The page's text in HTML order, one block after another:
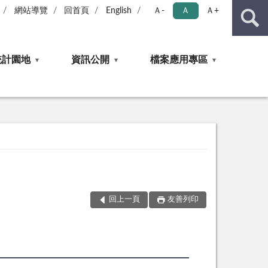
網站導覽 回首頁 English Ａ- Ａ Ａ+
計園地 資訊公開 檔案應用專區
回上一頁 友善列印